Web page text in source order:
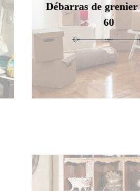
Débarras de grenier
60